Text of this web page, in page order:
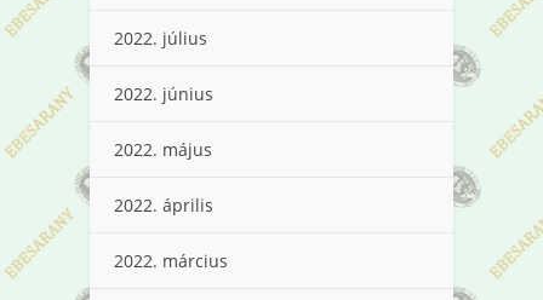
2022. július
2022. június
2022. május
2022. április
2022. március